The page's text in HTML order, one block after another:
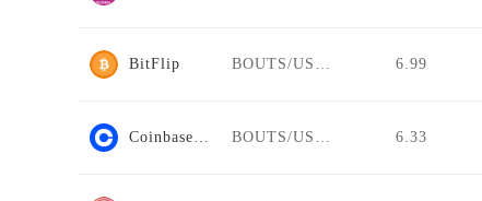
BitFlip BOUTS/USDT 6.99
Coinbase Pro BOUTS/USDT 6.33